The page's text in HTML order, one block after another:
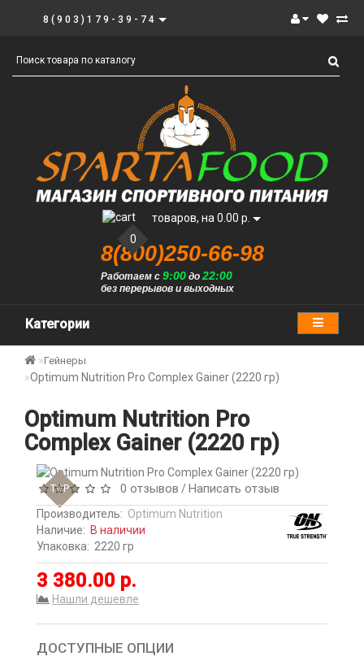
8(903)179-39-74
0
товаров, на 0.00 р.
8(800)250-66-98
Работаем с 9:00до 22:00
без перерывов и выходных
Категории
Гейнеры
Optimum Nutrition Pro Complex Gainer (2220 гр)
Optimum Nutrition Pro
Complex Gainer (2220 гр)
TOP 0 отзывов /Написать отзыв
Производитель: Optimum Nutrition
Наличие: В наличии
Упаковка: 2220 гр
3 380.00 р.
Нашли дешевле
ДОСТУПНЫЕ ОПЦИИ